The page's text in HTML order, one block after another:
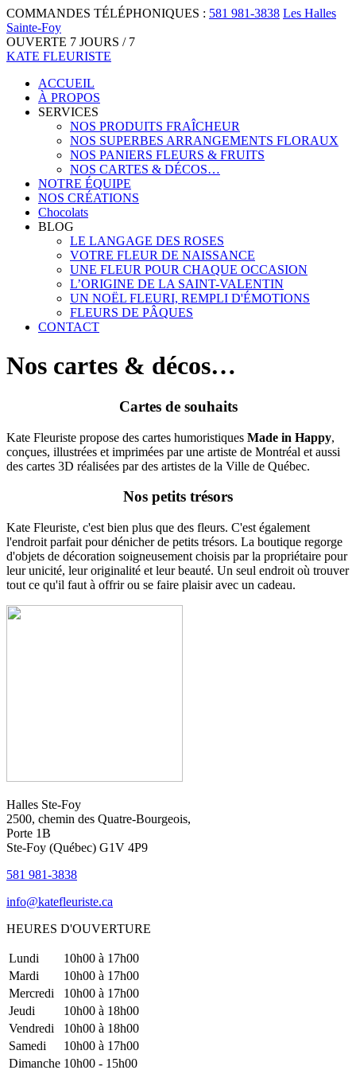
COMMANDES TÉLÉPHONIQUES : 581 981-3838 Les Halles
Sainte-Foy
OUVERTE 7 JOURS / 7
KATE FLEURISTE
ACCUEIL
À PROPOS
SERVICES
NOS PRODUITS FRAÎCHEUR
NOS SUPERBES ARRANGEMENTS FLORAUX
NOS PANIERS FLEURS & FRUITS
NOS CARTES & DÉCOS…
NOTRE ÉQUIPE
NOS CRÉATIONS
Chocolats
BLOG
LE LANGAGE DES ROSES
VOTRE FLEUR DE NAISSANCE
UNE FLEUR POUR CHAQUE OCCASION
L’ORIGINE DE LA SAINT-VALENTIN
UN NOËL FLEURI, REMPLI D'ÉMOTIONS
FLEURS DE PÂQUES
CONTACT
Nos cartes & décos…
Cartes de souhaits
Kate Fleuriste propose des cartes humoristiques Made in Happy,
conçues, illustrées et imprimées par une artiste de Montréal et aussi
des cartes 3D réalisées par des artistes de la Ville de Québec.
Nos petits trésors
Kate Fleuriste, c'est bien plus que des fleurs. C'est également
l'endroit parfait pour dénicher de petits trésors. La boutique regorge
d'objets de décoration soigneusement choisis par la propriétaire pour
leur unicité, leur originalité et leur beauté. Un seul endroit où trouver
tout ce qu'il faut à offrir ou se faire plaisir avec un cadeau.
Halles Ste-Foy
2500, chemin des Quatre-Bourgeois,
Porte 1B
Ste-Foy (Québec)​​ G1V 4P9
581 981-3838
info@katefleuriste.ca
HEURES D'OUVERTURE
Lundi
10h00 à 17h00
Mardi
10h00 à 17h00
Mercredi
10h00 à 17h00
Jeudi
10h00 à 18h00
Vendredi
10h00 à 18h00
Samedi
10h00 à 17h00
Dimanche 10h00 - 15h00